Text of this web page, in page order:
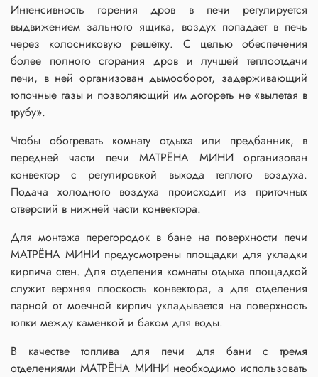
Интенсивность горения дров в печи регулируется
выдвижением зального ящика, воздух попадает в печь
через колосниковую решётку. С целью обеспечения
более полного сгорания дров и лучшей теплоотдачи
печи, в ней организован дымооборот, задерживающий
топочные газы и позволяющий им догореть не «вылетая в
трубу».
Чтобы обогревать комнату отдыха или предбанник, в
передней части печи МАТРЁНА МИНИ организован
конвектор с регулировкой выхода теплого воздуха.
Подача холодного воздуха происходит из приточных
отверстий в нижней части конвектора.
Для монтажа перегородок в бане на поверхности печи
МАТРЁНА МИНИ предусмотрены площадки для укладки
кирпича стен. Для отделения комнаты отдыха площадкой
служит верхняя плоскость конвектора, а для отделения
парной от моечной кирпич укладывается на поверхность
топки между каменкой и баком для воды.
В качестве топлива для печи для бани с тремя
отделениями МАТРЁНА МИНИ необходимо использовать